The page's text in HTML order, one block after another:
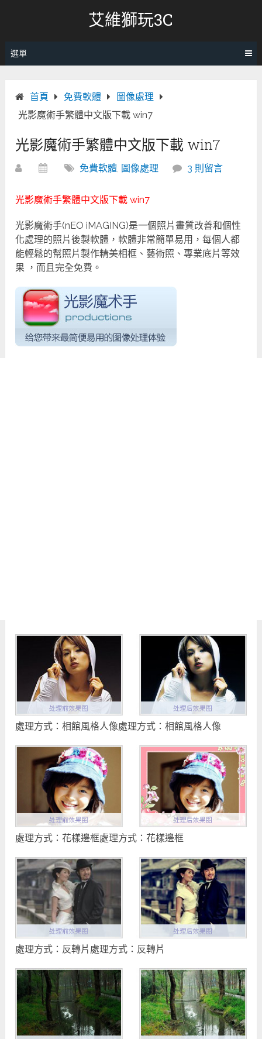
艾維獅玩3C
選單
首頁 免費軟體
圖像處理
光影魔術手繁體中文版下載 win7
光影魔術手繁體中文版下載 win7
免費軟體, 圖像處理 3 則留言
光影魔術手繁體中文版下載 win7
光影魔術手(nEO iMAGING)是一個照片畫質改善和個性
化處理的照片後製軟體，軟體非常簡單易用，每個人都
能輕鬆的幫照片製作精美相框、藝術照、專業底片等效
果 ，而且完全免費。
處理方式：相館風格人像處理方式：相館風格人像
處理方式：花樣邊框處理方式：花樣邊框
處理方式：反轉片處理方式：反轉片